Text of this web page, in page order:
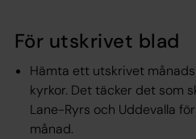
För utskrivet blad
Hämta ett utskrivet
kyrkor. Det täcker det som
Lane-Ryrs och Uddevalla
månad.